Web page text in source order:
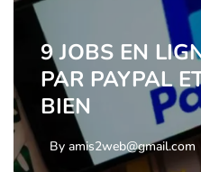
9 JOBS EN
PAR PAYPAL
BIEN
By amis2web@gmail.com